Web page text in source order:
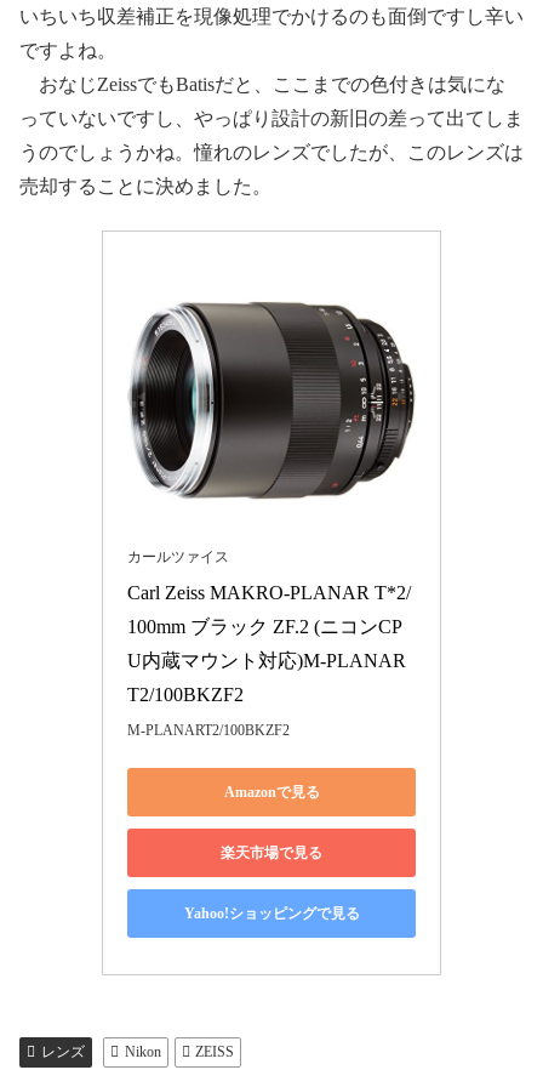
いちいち収差補正を現像処理でかけるのも面倒ですし辛い
ですよね。
おなじZeissでもBatisだと、ここまでの色付きは気にな
っていないですし、やっぱり設計の新旧の差って出てしま
うのでしょうかね。憧れのレンズでしたが、このレンズは
売却することに決めました。
カールツァイス
Carl Zeiss MAKRO-PLANAR T*2/
100mm ブラック ZF.2 (ニコンCP
U内蔵マウント対応)M-PLANAR
T2/100BKZF2
M-PLANART2/100BKZF2
Amazonで見る
楽天市場で見る
Yahoo!ショッピングで見る
レンズ Nikon ZEISS